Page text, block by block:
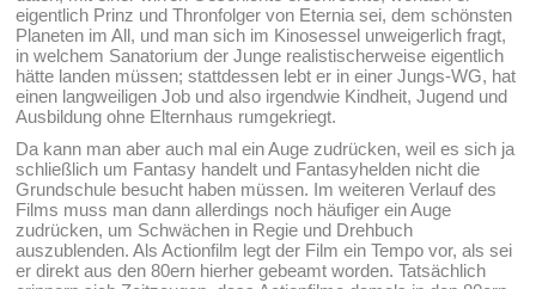
eigentlich Prinz und Thronfolger von Eternia sei, dem schönsten
Planeten im All, und man sich im Kinosessel unweigerlich fragt,
in welchem Sanatorium der Junge realistischerweise eigentlich
hätte landen müssen; stattdessen lebt er in einer Jungs-WG, hat
einen langweiligen Job und also irgendwie Kindheit, Jugend und
Ausbildung ohne Elternhaus rumgekriegt.
Da kann man aber auch mal ein Auge zudrücken, weil es sich ja
schließlich um Fantasy handelt und Fantasyhelden nicht die
Grundschule besucht haben müssen. Im weiteren Verlauf des
Films muss man dann allerdings noch häufiger ein Auge
zudrücken, um Schwächen in Regie und Drehbuch
auszublenden. Als Actionfilm legt der Film ein Tempo vor, als sei
er direkt aus den 80ern hierher gebeamt worden. Tatsächlich